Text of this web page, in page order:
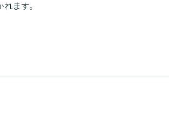
ます。